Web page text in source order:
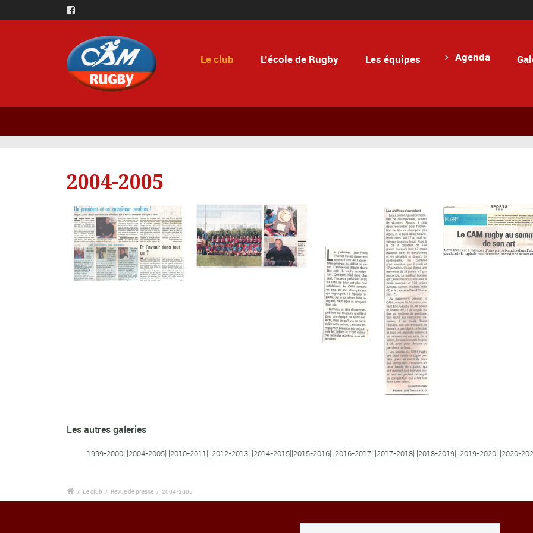
Le club L’école de Rugby Les équipes Agenda
2004-2005
Les autres galeries
[1999-2000] [2004-2005] [2010-2011] [2012-2013] [2014-2015][2015-2016] [2016-2017] [2017-2018] [2018-2019] [2019-2020] [2020-
/ Le club / Revue de presse / 2004-2005